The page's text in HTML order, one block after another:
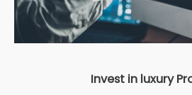
Invest in luxury